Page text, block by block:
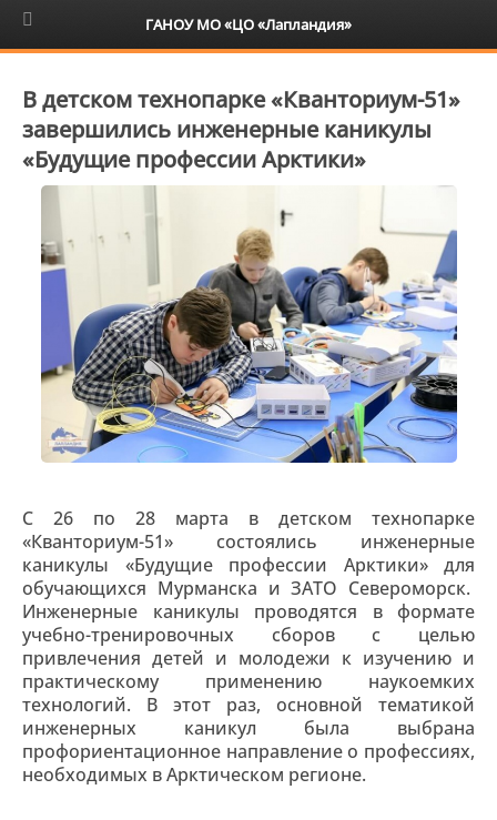
6+
В детском технопарке «Кванториум-51»
завершились инженерные каникулы
«Будущие профессии Арктики»
С 26 по 28 марта в детском технопарке
«Кванториум-51» состоялись инженерные
каникулы «Будущие профессии Арктики» для
обучающихся Мурманска и ЗАТО Североморск.
Инженерные каникулы проводятся в формате
учебно-тренировочных сборов с целью
привлечения детей и молодежи к изучению и
практическому применению наукоемких
технологий. В этот раз, основной тематикой
инженерных каникул была выбрана
профориентационное направление о профессиях,
необходимых в Арктическом регионе.
ГАНОУ МО «ЦО «Лапландия»